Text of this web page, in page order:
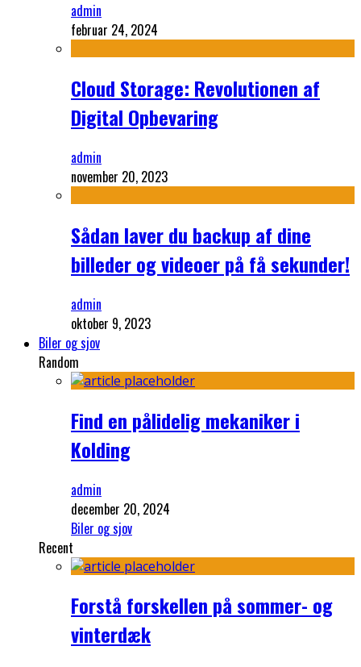
admin
februar 24, 2024
Cloud Storage: Revolutionen af
Digital Opbevaring
admin
november 20, 2023
Sådan laver du backup af dine
billeder og videoer på få sekunder!
admin
oktober 9, 2023
Biler og sjov
Random
Find en pålidelig mekaniker i
Kolding
admin
december 20, 2024
Biler og sjov
Recent
Forstå forskellen på sommer- og
vinterdæk